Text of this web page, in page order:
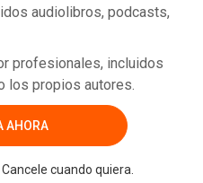
audiolibros, podcasts,
profesionales, incluidos
los propios autores.
AHORA
cuando quiera.